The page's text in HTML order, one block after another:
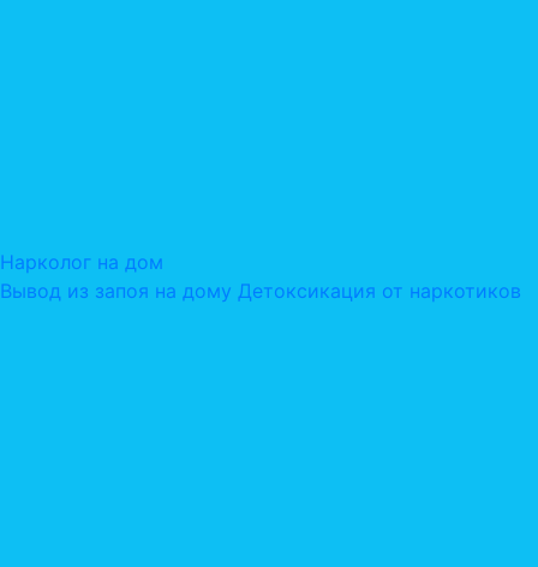
Нарколог на дом
Вывод из запоя на дому Детоксикация от наркотиков